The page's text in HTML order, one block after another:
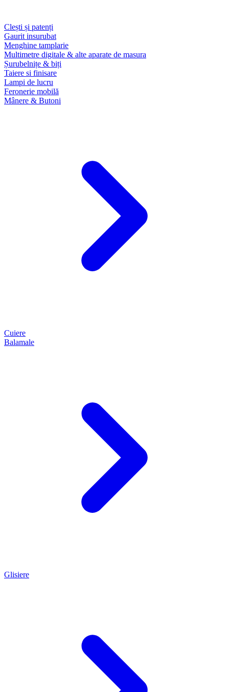
Clești și patenți
Gaurit insurubat
Menghine tamplarie
Multimetre digitale & alte aparate de masura
Șurubelnițe & biți
Taiere si finisare
Lampi de lucru
Feronerie mobilă
Mânere & Butoni
Cuiere
Balamale
Glisiere